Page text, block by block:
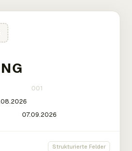
Strukturierte Felder